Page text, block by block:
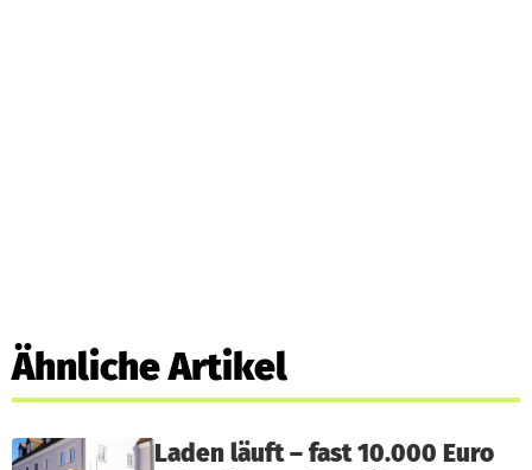
Ähnliche Artikel
Laden läuft – fast 10.000 Euro